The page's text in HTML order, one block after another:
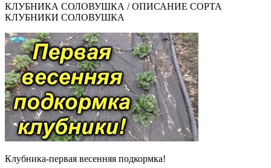
КЛУБНИКА СОЛОВУШКА / ОПИСАНИЕ СОРТА
КЛУБНИКИ СОЛОВУШКА
Клубника-первая весенняя подкормка!